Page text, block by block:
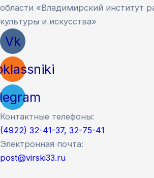
области «Владимирский институт
культуры и искусства»
Vk
Контактные телефоны:
(4922) 32-41-37, 32-75-41
Электронная почта:
post@virski33.ru